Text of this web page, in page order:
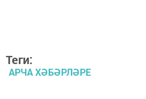
Теги:
АРЧА ХӘБӘРЛӘРЕ